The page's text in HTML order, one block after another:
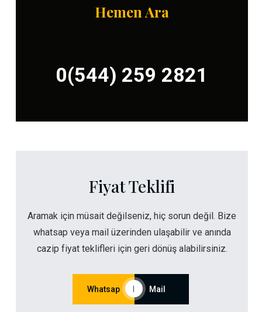
Hemen Ara
0(544) 259 2821
Fiyat Teklifi
Aramak için müsait değilseniz, hiç sorun değil. Bize
whatsap veya mail üzerinden ulaşabilir ve anında
cazip fiyat teklifleri için geri dönüş alabilirsiniz.
Whatsap | Mail